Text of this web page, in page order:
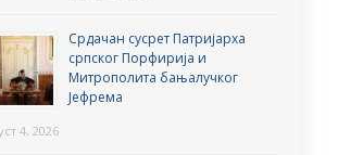
Срдачан сусрет Патријарха
српског Порфирија и
Митрополита бањалучког
Јефрема
4, 2026